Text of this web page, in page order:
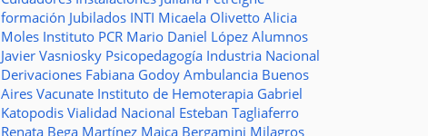
formación Jubilados INTI Micaela Olivetto Alicia
Moles Instituto PCR Mario Daniel López Alumnos
Javier Vasniosky Psicopedagogía Industria Nacional
Derivaciones Fabiana Godoy Ambulancia Buenos
Aires Vacunate Instituto de Hemoterapia Gabriel
Katopodis Vialidad Nacional Esteban Tagliaferro
Renata Bega Martínez Maica Bergamini Milagros